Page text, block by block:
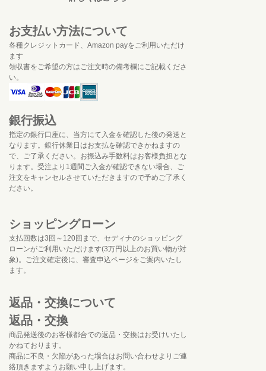
お支払い方法について
各種クレジットカード、Amazon payをご利用いただけ
ます
領収書をご希望の方はご注文時の備考欄にご記載くださ
い。
銀行振込
指定の銀行口座に、当方にて入金を確認した後の発送と
なります。銀行休業日はお支払を確認できかねますの
で、ご了承ください。お振込み手数料はお客様負担とな
ります。受注より1週間ご入金が確認できない場合、ご
注文をキャンセルさせていただきますので予めご了承く
ださい。
ショッピングローン
支払回数は3回～120回まで、セディナのショッピング
ローンがご利用いただけます(3万円以上のお買い物が対
象)。ご注文確定後に、審査申込ページをご案内いたし
ます。
返品・交換について
返品・交換
商品発送後のお客様都合での返品・交換はお受けいたし
かねております。
商品に不良・欠陥があった場合はお問い合わせよりご連
絡頂きますようお願い申し上げます。